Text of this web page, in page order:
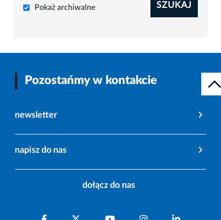
Pokaż archiwalne SZUKAJ
Pozostańmy w kontakcie
newsletter
napisz do nas
dołącz do nas